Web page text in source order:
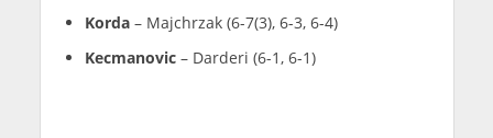
Korda– Majchrzak (6-7(3), 6-3, 6-4)
Kecmanovic– Darderi (6-1, 6-1)